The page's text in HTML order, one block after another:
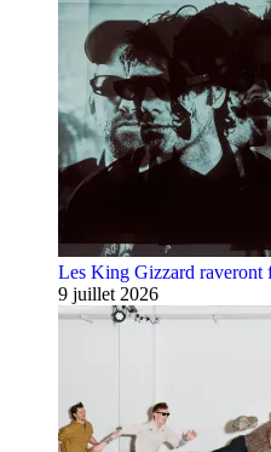
Les King Gizzard raveront
9 juillet 2026